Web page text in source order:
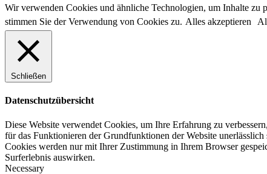
Wir verwenden Cookies und ähnliche Technologien, um Inhalte zu
stimmen Sie der Verwendung von Cookies zu. Alles akzeptieren
Schließen
Datenschutzübersicht
Diese Website verwendet Cookies, um Ihre Erfahrung zu
für das Funktionieren der Grundfunktionen der Website
Cookies werden nur mit Ihrer Zustimmung in Ihrem Browser
Surferlebnis auswirken.
Necessary